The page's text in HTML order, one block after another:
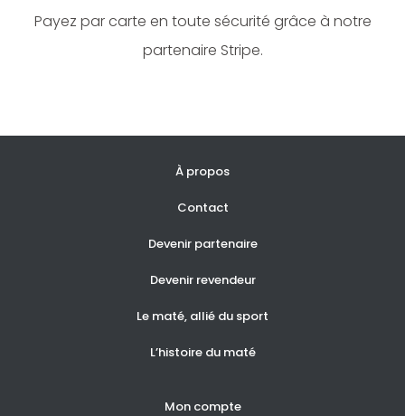
Payez par carte en toute sécurité grâce à notre
partenaire Stripe.
À propos
Contact
Devenir partenaire
Devenir revendeur
Le maté, allié du sport
L’histoire du maté
Mon compte